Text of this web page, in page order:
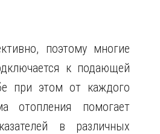
поэтому многие
к подающей
при этом от каждого
отопления помогает
в различных